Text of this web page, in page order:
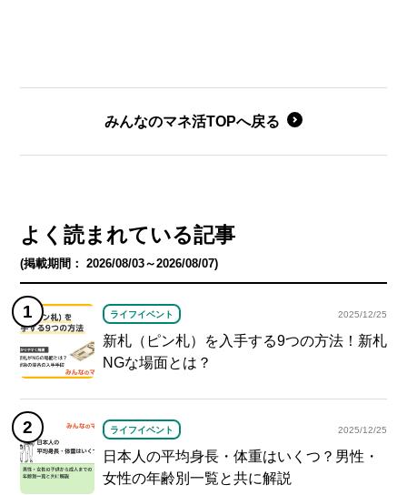
みんなのマネ活TOPへ戻る
よく読まれている記事
(掲載期間： 2026/08/03～2026/08/07)
ライフイベント 2025/12/25
新札（ピン札）を入手する9つの方法！新札
NGな場面とは？
ライフイベント 2025/12/25
日本人の平均身長・体重はいくつ？男性・
女性の年齢別一覧と共に解説